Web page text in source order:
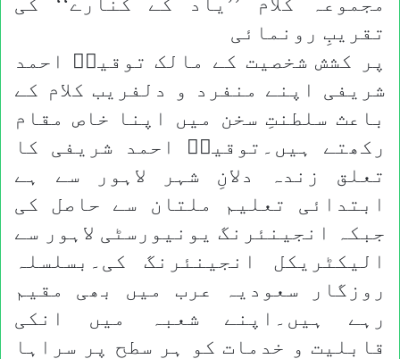
تقریبِ رونمائی
پر کشش شخصیت کے مالک توقیرؔ احمد
شریفی اپنے منفرد و دلفریب کلام کے
باعث سلطنتِ سخن میں اپنا خاص مقام
رکھتے ہیں۔توقیرؔ احمد شریفی کا
تعلق زندہ دلانِ شہر لاہور سے ہے
ابتدائی تعلیم ملتان سے حاصل کی
جبکہ انجینئرنگ یونیورسٹی لاہور سے
الیکٹریکل انجینئرنگ کی۔بسلسلہ
روزگار سعودیہ عرب میں بھی مقیم
رہے ہیں۔اپنے شعبہ میں انکی
قابلیت و خدمات کو ہر سطح پر سراہا